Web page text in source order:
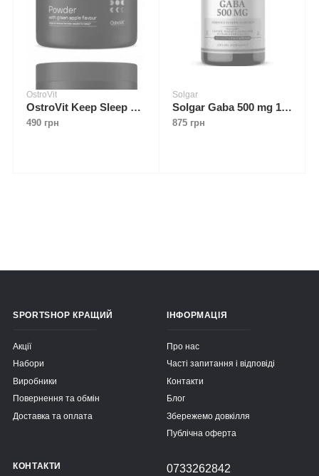
OstroVit
OstroVit Keep Sleep 270 g Яблуко
490 грн
Solgar
Solgar Gaba 500 mg 100 caps
875 грн
SPORTSHOP КРАЩИЙ
Акції
Набори
Виробники
Повернення та обмін
Доставка та оплата
ІНФОРМАЦІЯ
Про нас
Часті запитання і відповіді
Контакти
Блог
Збережемо довкілля
Публічна оферта
КОНТАКТИ
0733262842